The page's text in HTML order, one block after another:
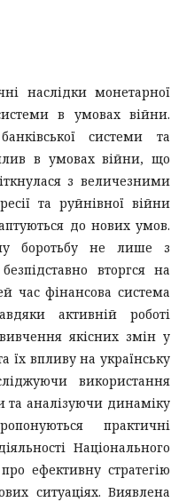
наслідки монетарної
в умовах війни.
системи та
в умовах війни, що
з величезними
та руйнівної війни
до нових умов.
боротьбу не лише з
вторгся на
час фінансова система
активній роботі
якісних змін у
їх впливу на українську
використання
та аналізуючи динаміку
практичні
Національного
ефективну стратегію
ситуаціях. Виявлена